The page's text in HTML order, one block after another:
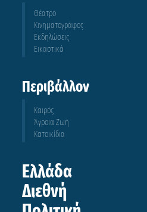
Θέατρο
Κινηματογράφος
Εκδηλώσεις
Εικαστικά
Περιβάλλον
Καιρός
Άγροια Ζωή
Κατοικίδια
Ελλάδα
Διεθνή